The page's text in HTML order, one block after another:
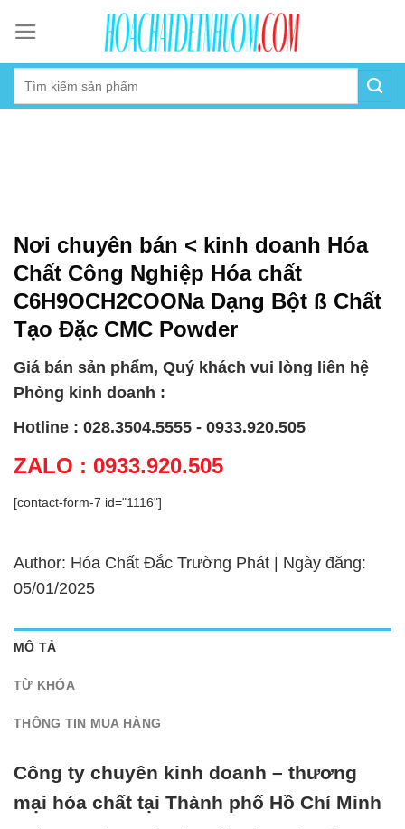
content
Nơi chuyên bán < kinh doanh Hóa
Chất Công Nghiệp Hóa chất
C6H9OCH2COONa Dạng Bột ß Chất
Tạo Đặc CMC Powder
Giá bán sản phẩm, Quý khách vui lòng liên hệ
Phòng kinh doanh :
Hotline : 028.3504.5555 - 0933.920.505
ZALO : 0933.920.505
[contact-form-7 id="1116"]
Author: Hóa Chất Đắc Trường Phát | Ngày đăng:
05/01/2025
MÔ TẢ
TỪ KHÓA
THÔNG TIN MUA HÀNG
Công ty chuyên kinh doanh – thương
mại hóa chất tại Thành phố Hồ Chí Minh